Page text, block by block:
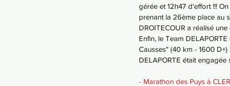
gérée et 12h47 d'effort !!!
prenant la 26ème place au
DROITECOUR a réalisé
Enfin, le Team
Causses" (40 km - 1600
DELAPORTE était
- Marathon des Puys à